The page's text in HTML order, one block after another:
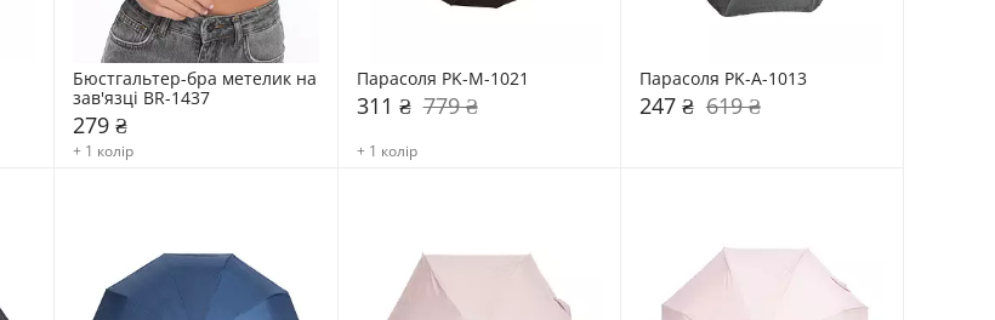
Бюстгальтер-бра метелик на
зав'язці BR-1437
279 ₴
+ 1 колір
Парасоля PK-M-1021
311 ₴ 779 ₴
+ 1 колір
Парасоля PK-A-1013
247 ₴ 619 ₴